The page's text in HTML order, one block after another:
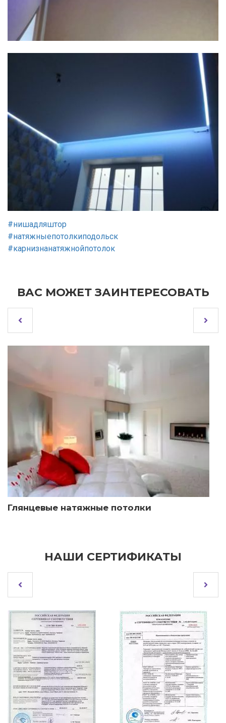
#нишадляштор
#натяжныепотолкиподольск
#карнизнанатяжнойпотолок
ВАС МОЖЕТ ЗАИНТЕРЕСОВАТЬ
Глянцевые натяжные потолки
НАШИ СЕРТИФИКАТЫ